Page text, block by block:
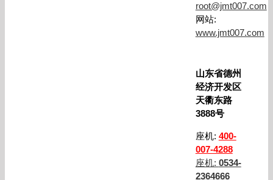
root@jmt007.com
网站:
www.jmt007.com
山东省德州
经济开发区
天衢东路
3888号
座机: 400-
007-4288
座机: 0534-
2364666